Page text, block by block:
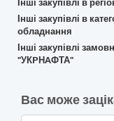
Інші закупівлі в
Інші закупівлі в
обладнання
Інші закупівлі
"УКPНAФТА"
Вас може